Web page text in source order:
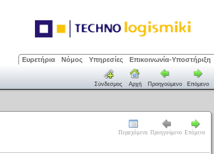
Ευρετήρια Νόμος Υπηρεσίες Επικοινωνία-Υποστήριξη
Σύνδεσμος Αρχή Προηγούμενο Επόμενο